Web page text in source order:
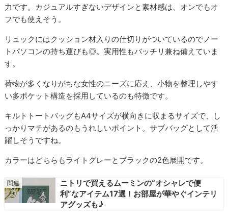
力です。カジュアルすぎないデザインと素材感は、オンでもオ
フでも使えそう。
リュックにはクッション材入りの仕切りがついているのでノー
トパソコンの持ち運びも◎。実用性もバッチリ兼ね備えていま
す。
荷物が多くなりがちな女性のニーズに応え、小物を整理しやす
い多ポケット構造を採用しているのも特徴です。
キルトトートバッグもA4サイズが横向きに収まるサイズで、し
っかりマチがあるのもうれしいポイント。サブバッグとして活
躍しそうですね。
カラーはどちらもライトグレーとブラックの2色展開です。
ニトリで買えるムーミンの“オシャレで便
利”なアイテム17選！お部屋が華やぐインテリ
アグッズも♪